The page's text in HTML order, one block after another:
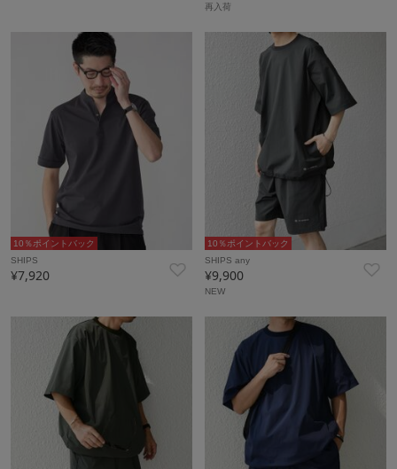
再入荷
10％ポイントバック
SHIPS
¥7,920
10％ポイントバック
SHIPS any
¥9,900
NEW